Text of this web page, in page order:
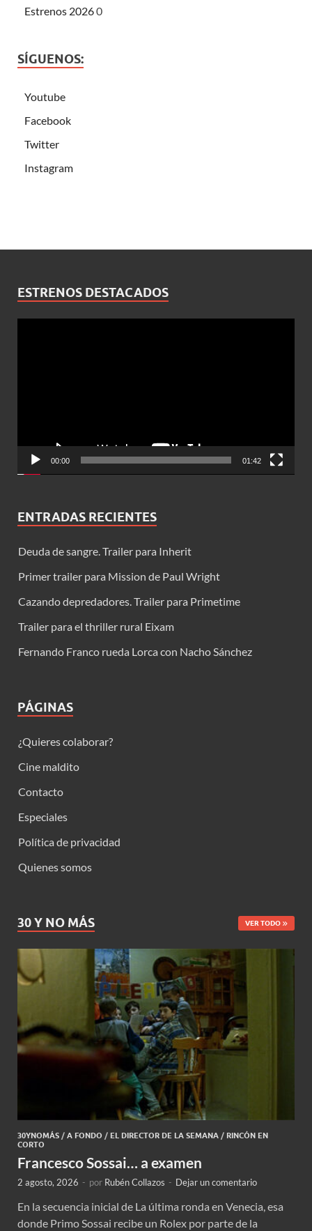
Estrenos 20260
SÍGUENOS:
Youtube
Facebook
Twitter
Instagram
ESTRENOS DESTACADOS
00:00 01:42
ENTRADAS RECIENTES
Deuda de sangre. Trailer para Inherit
Primer trailer para Mission de Paul Wright
Cazando depredadores. Trailer para Primetime
Trailer para el thriller rural Eixam
Fernando Franco rueda Lorca con Nacho Sánchez
PÁGINAS
¿Quieres colaborar?
Cine maldito
Contacto
Especiales
Política de privacidad
Quienes somos
30 Y NO MÁS VER TODO
30YNOMÁS / A FONDO / EL DIRECTOR DE LA SEMANA / RINCÓN EN
CORTO
Francesco Sossai… a examen
2 agosto, 2026 - por Rubén Collazos - Dejar un comentario
En la secuencia inicial de La última ronda en Venecia, esa
donde Primo Sossai recibe un Rolex por parte de la